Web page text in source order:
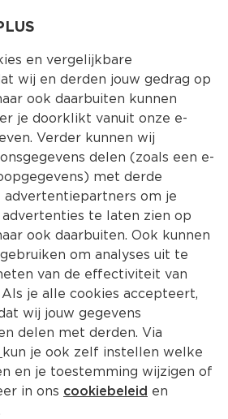
Kies jouw
en vergelijkbare
wij en derden jouw gedrag op
ook daarbuiten kunnen
je doorklikt vanuit onze e-
Verder kunnen wij
delen (zoals een e-
met derde
advertentiepartners om je
te laten zien op
ook daarbuiten. Ook kunnen
om analyses uit te
van de effectiviteit van
je alle cookies accepteert,
wij jouw gegevens
delen met derden. Via
kun je ook zelf instellen welke
en je toestemming wijzigen of
in ons cookiebeleid en